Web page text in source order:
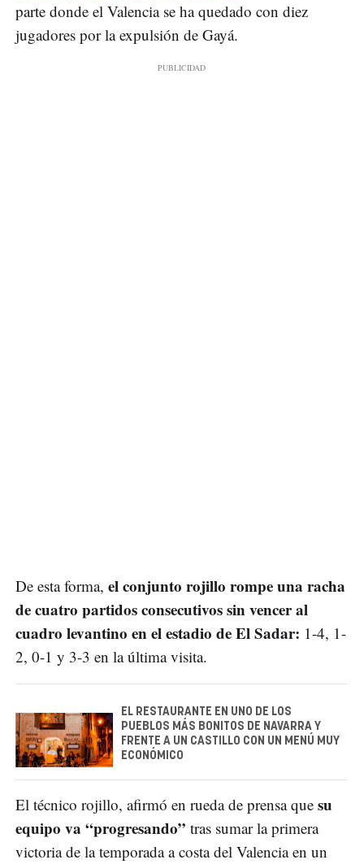
parte donde el Valencia se ha quedado con diez
jugadores por la expulsión de Gayá.
De esta forma, el conjunto rojillo rompe una racha
de cuatro partidos consecutivos sin vencer al
cuadro levantino en el estadio de El Sadar: 1-4, 1-
2, 0-1 y 3-3 en la última visita.
EL RESTAURANTE EN UNO DE LOS
PUEBLOS MÁS BONITOS DE NAVARRA Y
FRENTE A UN CASTILLO CON UN MENÚ MUY
ECONÓMICO
El técnico rojillo, afirmó en rueda de prensa que su
equipo va “progresando” tras sumar la primera
victoria de la temporada a costa del Valencia en un